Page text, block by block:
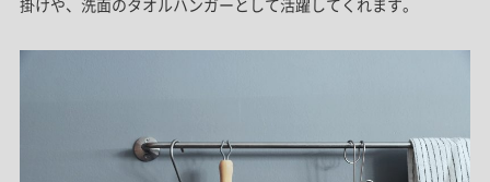
掛けや、洗面のタオルハンガーとして活躍してくれます。